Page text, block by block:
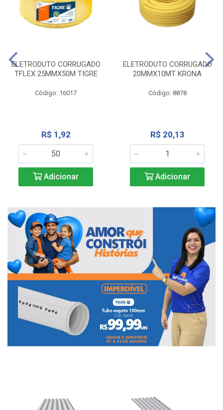
ELETRODUTO CORRUGADO
TFLEX 25MMX50M TIGRE
Código: 16017
R$ 1,92
Adicionar
ELETRODUTO CORRUGADO
20MMX10MT KRONA
Código: 8878
R$ 20,13
Adicionar